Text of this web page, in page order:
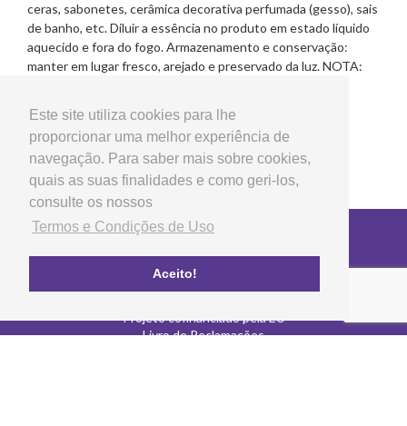
Este site utiliza cookies para lhe
proporcionar uma melhor experiência de
navegação. Para saber mais sobre cookies,
quais as suas finalidades e como geri-los,
consulte os nossos
Termos e Condições de Uso
Aceito!
ceras, sabonetes, cerâmica decorativa perfumada (gesso), sais
de banho, etc. Diluir a essência no produto em estado líquido
aquecido e fora do fogo. Armazenamento e conservação:
manter em lugar fresco, arejado e preservado da luz. NOTA:
Copyright © 2026 LG Arts Crafts Todos os direitos
Termos e Condições de Uso
FAQ's
Projeto cofinanciado pela EU
Livro de Reclamações